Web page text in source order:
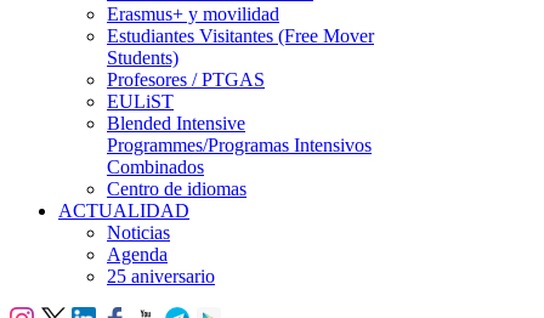
Erasmus+ y movilidad
Estudiantes Visitantes (Free Mover
Students)
Profesores / PTGAS
EULiST
Blended Intensive
Programmes/Programas Intensivos
Combinados
Centro de idiomas
ACTUALIDAD
Noticias
Agenda
25 aniversario